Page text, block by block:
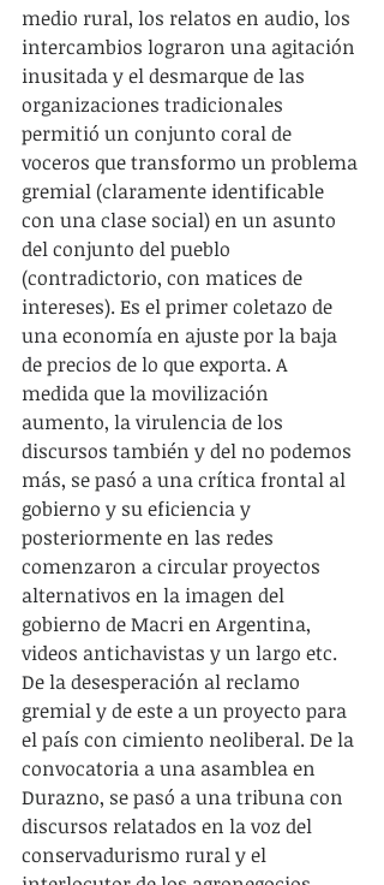
medio rural, los relatos en audio, los
intercambios lograron una agitación
inusitada y el desmarque de las
organizaciones tradicionales
permitió un conjunto coral de
voceros que transformo un problema
gremial (claramente identificable
con una clase social) en un asunto
del conjunto del pueblo
(contradictorio, con matices de
intereses). Es el primer coletazo de
una economía en ajuste por la baja
de precios de lo que exporta. A
medida que la movilización
aumento, la virulencia de los
discursos también y del no podemos
más, se pasó a una crítica frontal al
gobierno y su eficiencia y
posteriormente en las redes
comenzaron a circular proyectos
alternativos en la imagen del
gobierno de Macri en Argentina,
videos antichavistas y un largo etc.
De la desesperación al reclamo
gremial y de este a un proyecto para
el país con cimiento neoliberal. De la
convocatoria a una asamblea en
Durazno, se pasó a una tribuna con
discursos relatados en la voz del
conservadurismo rural y el